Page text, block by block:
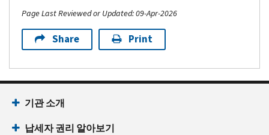
Page Last Reviewed or Updated: 09-Apr-2026
Share Print
기관 소개
납세자 권리 알아보기